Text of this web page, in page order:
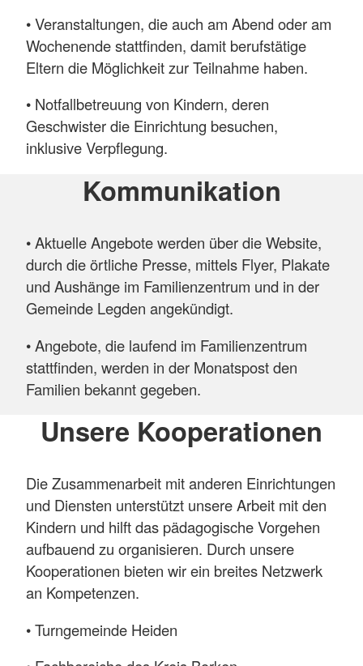
• Veranstaltungen, die auch am Abend oder am
Wochenende stattfinden, damit berufstätige
Eltern die Möglichkeit zur Teilnahme haben.
• Notfallbetreuung von Kindern, deren
Geschwister die Einrichtung besuchen,
inklusive Verpflegung.
Kommunikation
• Aktuelle Angebote werden über die Website,
durch die örtliche Presse, mittels Flyer, Plakate
und Aushänge im Familienzentrum und in der
Gemeinde Legden angekündigt.
• Angebote, die laufend im Familienzentrum
stattfinden, werden in der Monatspost den
Familien bekannt gegeben.
Unsere Kooperationen
Die Zusammenarbeit mit anderen Einrichtungen
und Diensten unterstützt unsere Arbeit mit den
Kindern und hilft das pädagogische Vorgehen
aufbauend zu organisieren. Durch unsere
Kooperationen bieten wir ein breites Netzwerk
an Kompetenzen.
• Turngemeinde Heiden